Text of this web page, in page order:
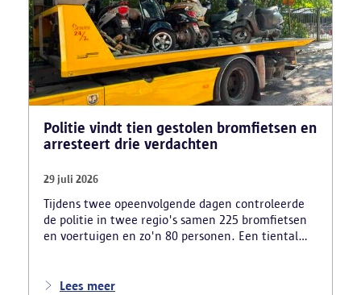
Politie vindt tien gestolen bromfietsen en
arresteert drie verdachten
29 juli 2026
Tijdens twee opeenvolgende dagen controleerde
de politie in twee regio's samen 225 bromfietsen
en voertuigen en zo'n 80 personen. Een tiental
beslag genomen. Daarnaast arresteerde de politie
Lees meer